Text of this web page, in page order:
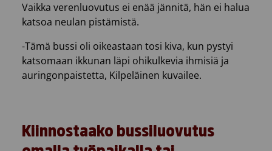
Vaikka verenluovutus ei enää jännitä, hän ei halua
katsoa neulan pistämistä.
-Tämä bussi oli oikeastaan tosi kiva, kun pystyi
katsomaan ikkunan läpi ohikulkevia ihmisiä ja
auringonpaistetta, Kilpeläinen kuvailee.
Kiinnostaako bussiluovutus